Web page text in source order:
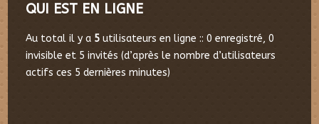
QUI EST EN LIGNE
Au total il y a 5 utilisateurs en ligne :: 0 enregistré, 0
invisible et 5 invités (d’après le nombre d’utilisateurs
actifs ces 5 dernières minutes)